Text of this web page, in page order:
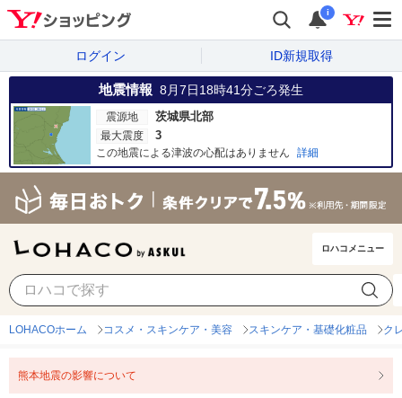
i
ログイン ID新規取得
地震情報 8月7日18時41分ごろ発生
震源地 茨城県北部
最大震度 3
この地震による津波の心配はありません 詳細
ロハコメニュー
LOHACOホーム コスメ・スキンケア・美容 スキンケア・基礎化粧品 ク
熊本地震の影響について